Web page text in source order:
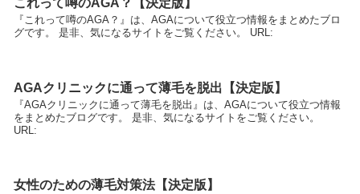
これって噂のAGA？【決定版】
『これって噂のAGA？』は、AGAについて役立つ情報をまとめたブロ
グです。 是非、気になるサイトをご覧ください。 URL:
AGAクリニックに通って薄毛を脱出【決定版】
『AGAクリニックに通って薄毛を脱出』は、AGAについて役立つ情報
をまとめたブログです。 是非、気になるサイトをご覧ください。
URL:
女性のための薄毛対策法【決定版】